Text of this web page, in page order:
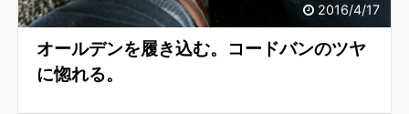
2016/4/17
オールデンを履き込む。コードバンのツヤ
に惚れる。